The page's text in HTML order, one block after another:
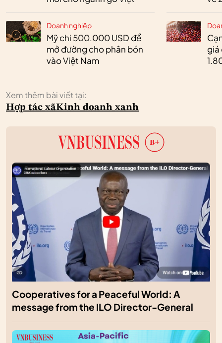
Doanh nghiệp
Mỹ chi 500.000 USD để
mở đường cho phân bón
vào Việt Nam
giá
Xem thêm bài viết tại:
Hợp tác xãKinh doanh xanh
Cooperatives for a Peaceful World: A
message from the ILO Director-General